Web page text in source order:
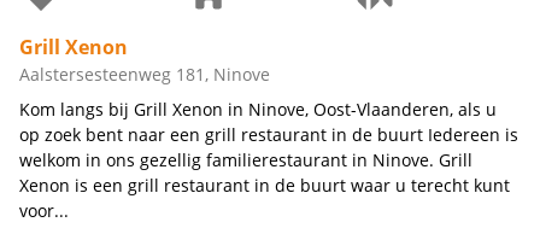
Grill Xenon
Aalstersesteenweg 181, Ninove
Kom langs bij Grill Xenon in Ninove, Oost-Vlaanderen, als u
op zoek bent naar een grill restaurant in de buurt Iedereen is
welkom in ons gezellig familierestaurant in Ninove. Grill
Xenon is een grill restaurant in de buurt waar u terecht kunt
voor...